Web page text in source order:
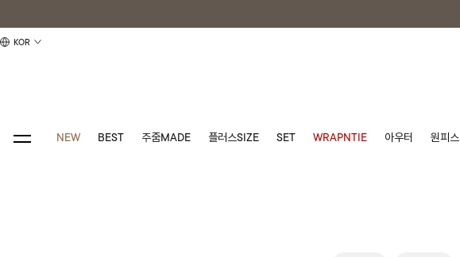
KOR
NEW BEST 주줌MADE 플러스SIZE SET WRAPNTIE 아우터 원피스